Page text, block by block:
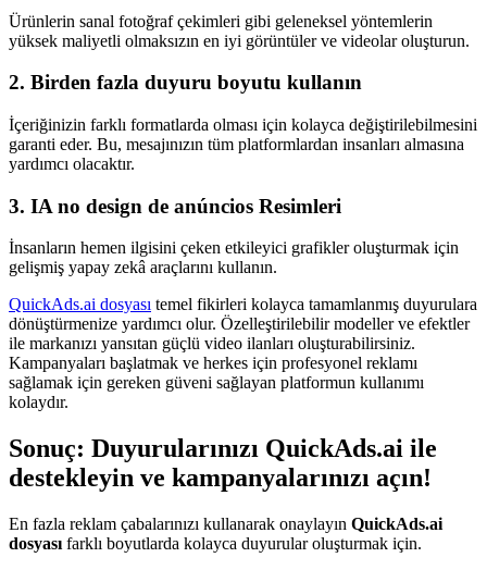
Ürünlerin sanal fotoğraf çekimleri gibi geleneksel yöntemlerin
yüksek maliyetli olmaksızın en iyi görüntüler ve videolar oluşturun.
2. Birden fazla duyuru boyutu kullanın
İçeriğinizin farklı formatlarda olması için kolayca değiştirilebilmesini
garanti eder. Bu, mesajınızın tüm platformlardan insanları almasına
yardımcı olacaktır.
3. IA no design de anúncios Resimleri
İnsanların hemen ilgisini çeken etkileyici grafikler oluşturmak için
gelişmiş yapay zekâ araçlarını kullanın.
QuickAds.ai dosyası temel fikirleri kolayca tamamlanmış duyurulara
dönüştürmenize yardımcı olur. Özelleştirilebilir modeller ve efektler
ile markanızı yansıtan güçlü video ilanları oluşturabilirsiniz.
Kampanyaları başlatmak ve herkes için profesyonel reklamı
sağlamak için gereken güveni sağlayan platformun kullanımı
kolaydır.
Sonuç: Duyurularınızı QuickAds.ai ile
destekleyin ve kampanyalarınızı açın!
En fazla reklam çabalarınızı kullanarak onaylayın QuickAds.ai
dosyası farklı boyutlarda kolayca duyurular oluşturmak için.